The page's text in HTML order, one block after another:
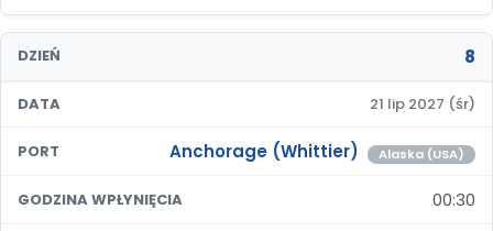
DZIEŃ 8
DATA 21 lip 2027 (śr)
PORT Anchorage (Whittier) Alaska (USA)
GODZINA WPŁYNIĘCIA 00:30